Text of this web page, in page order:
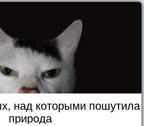
над которыми пошутила
природа